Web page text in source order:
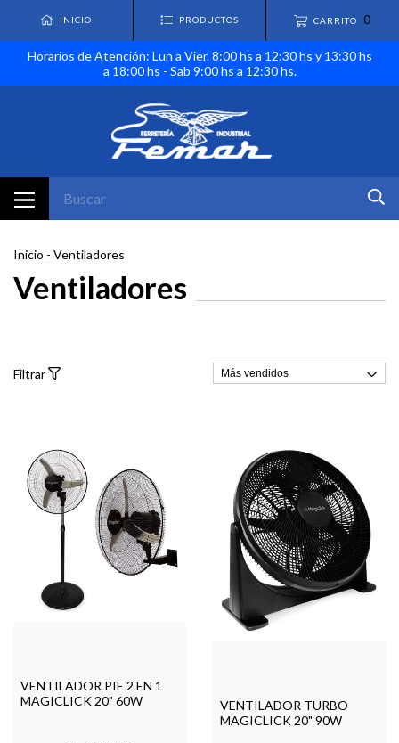
INICIO PRODUCTOS CARRITO 0
Horarios de Atención: Lun a Vier. 8:00 hs a 12:30 hs y 13:30 hs
a 18:00 hs - Sab 9:00 hs a 12:30 hs.
Inicio - Ventiladores
Ventiladores
Filtrar
VENTILADOR PIE 2 EN 1
MAGICLICK 20" 60W
VENTILADOR TURBO
MAGICLICK 20" 90W